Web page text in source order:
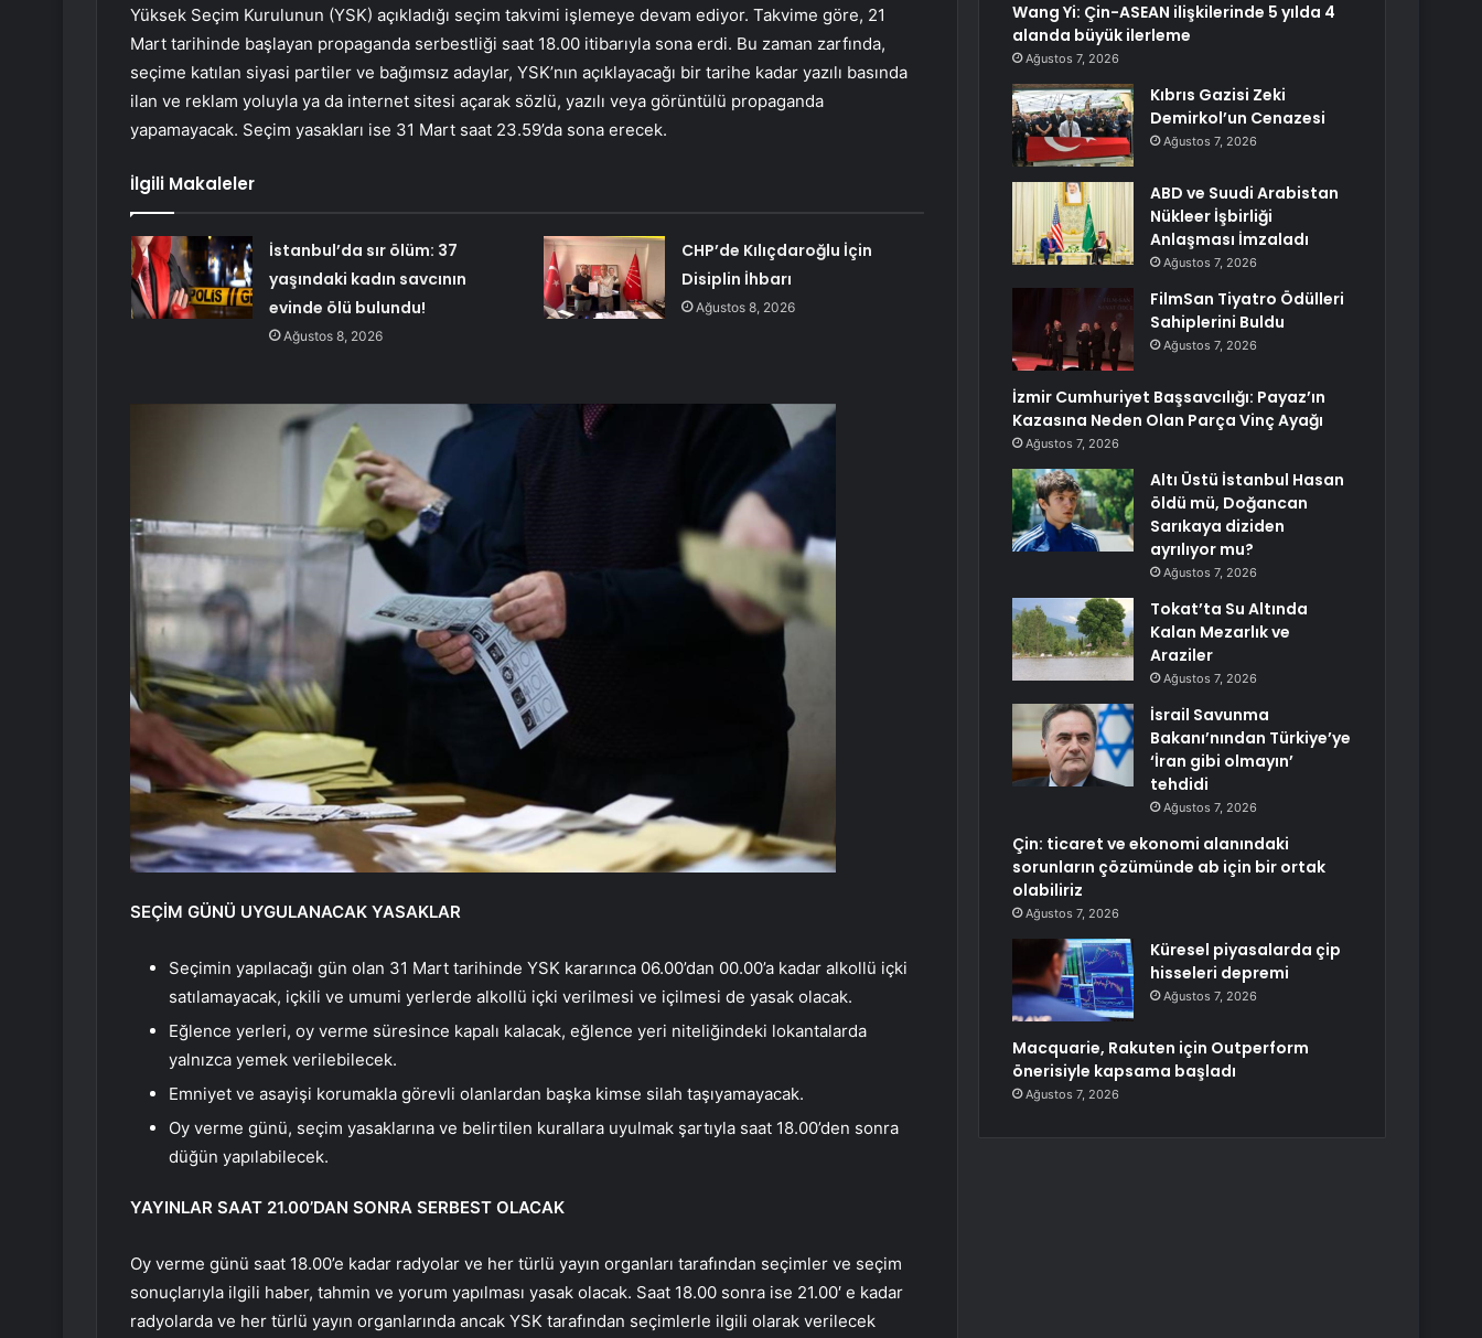
Yüksek Seçim Kurulunun (YSK) açıkladığı seçim takvimi işlemeye devam ediyor. Takvime göre, 21
Mart tarihinde başlayan propaganda serbestliği saat 18.00 itibarıyla sona erdi. Bu zaman zarfında,
seçime katılan siyasi partiler ve bağımsız adaylar, YSK’nın açıklayacağı bir tarihe kadar yazılı basında
ilan ve reklam yoluyla ya da internet sitesi açarak sözlü, yazılı veya görüntülü propaganda
yapamayacak. Seçim yasakları ise 31 Mart saat 23.59’da sona erecek.
İlgili Makaleler
İstanbul’da sır ölüm: 37
yaşındaki kadın savcının
evinde ölü bulundu!
Ağustos 8, 2026
CHP’de Kılıçdaroğlu İçin
Disiplin İhbarı
Ağustos 8, 2026
SEÇİM GÜNÜ UYGULANACAK YASAKLAR
Seçimin yapılacağı gün olan 31 Mart tarihinde YSK kararınca 06.00’dan 00.00’a kadar alkollü içki
satılamayacak, içkili ve umumi yerlerde alkollü içki verilmesi ve içilmesi de yasak olacak.
Eğlence yerleri, oy verme süresince kapalı kalacak, eğlence yeri niteliğindeki lokantalarda
yalnızca yemek verilebilecek.
Emniyet ve asayişi korumakla görevli olanlardan başka kimse silah taşıyamayacak.
Oy verme günü, seçim yasaklarına ve belirtilen kurallara uyulmak şartıyla saat 18.00’den sonra
düğün yapılabilecek.
YAYINLAR SAAT 21.00’DAN SONRA SERBEST OLACAK
Oy verme günü saat 18.00’e kadar radyolar ve her türlü yayın organları tarafından seçimler ve seçim
sonuçlarıyla ilgili haber, tahmin ve yorum yapılması yasak olacak. Saat 18.00 sonra ise 21.00′ e kadar
radyolarda ve her türlü yayın organlarında ancak YSK tarafından seçimlerle ilgili olarak verilecek
Wang Yi: Çin-ASEAN ilişkilerinde 5 yılda 4
alanda büyük ilerleme
Ağustos 7, 2026
Kıbrıs Gazisi Zeki
Demirkol’un Cenazesi
Ağustos 7, 2026
ABD ve Suudi Arabistan
Nükleer İşbirliği
Anlaşması İmzaladı
Ağustos 7, 2026
FilmSan Tiyatro Ödülleri
Sahiplerini Buldu
Ağustos 7, 2026
İzmir Cumhuriyet Başsavcılığı: Payaz’ın
Kazasına Neden Olan Parça Vinç Ayağı
Ağustos 7, 2026
Altı Üstü İstanbul Hasan
öldü mü, Doğancan
Sarıkaya diziden
ayrılıyor mu?
Ağustos 7, 2026
Tokat’ta Su Altında
Kalan Mezarlık ve
Araziler
Ağustos 7, 2026
İsrail Savunma
Bakanı’nından Türkiye’ye
‘İran gibi olmayın’
tehdidi
Ağustos 7, 2026
Çin: ticaret ve ekonomi alanındaki
sorunların çözümünde ab için bir ortak
olabiliriz
Ağustos 7, 2026
Küresel piyasalarda çip
hisseleri depremi
Ağustos 7, 2026
Macquarie, Rakuten için Outperform
önerisiyle kapsama başladı
Ağustos 7, 2026